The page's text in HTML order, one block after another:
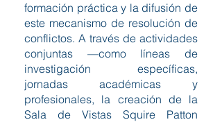
formación práctica y la difusión de
este mecanismo de resolución de
conflictos. A través de actividades
conjuntas —como líneas de
investigación específicas,
jornadas académicas y
profesionales, la creación de la
Sala de Vistas Squire Patton